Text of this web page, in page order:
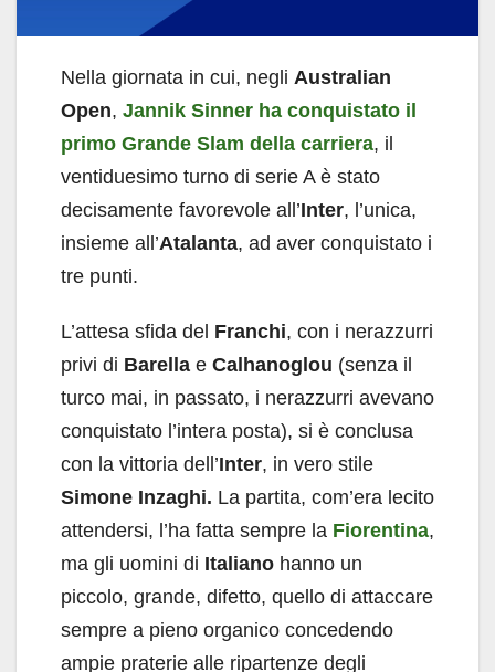
Nella giornata in cui, negli Australian
Open, Jannik Sinner ha conquistato il
primo Grande Slam della carriera, il
ventiduesimo turno di serie A è stato
decisamente favorevole all’Inter, l’unica,
insieme all’Atalanta, ad aver conquistato i
tre punti.
L’attesa sfida del Franchi, con i nerazzurri
privi di Barella e Calhanoglou (senza il
turco mai, in passato, i nerazzurri avevano
conquistato l’intera posta), si è conclusa
con la vittoria dell’Inter, in vero stile
Simone Inzaghi. La partita, com’era lecito
attendersi, l’ha fatta sempre la Fiorentina,
ma gli uomini di Italiano hanno un
piccolo, grande, difetto, quello di attaccare
sempre a pieno organico concedendo
ampie praterie alle ripartenze degli